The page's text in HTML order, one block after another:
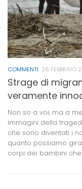
COMMENTI 26 FEBBRAIO
Strage di
veramente
Non so a voi, ma a
immagini della
che sono diventati i
quanto possiamo
corpi dei bambini